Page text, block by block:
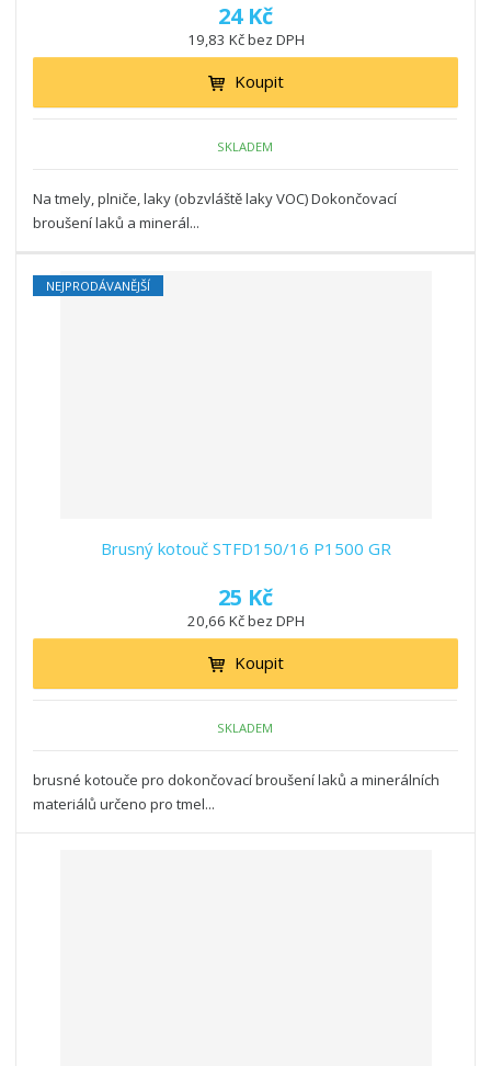
24 Kč
19,83 Kč bez DPH
Koupit
SKLADEM
Na tmely, plniče, laky (obzvláště laky VOC) Dokončovací
broušení laků a minerál...
NEJPRODÁVANĚJŠÍ
Brusný kotouč STFD150/16 P1500 GR
25 Kč
20,66 Kč bez DPH
Koupit
SKLADEM
brusné kotouče pro dokončovací broušení laků a minerálních
materiálů určeno pro tmel...